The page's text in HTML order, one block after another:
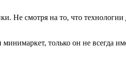
Не смотря на то, что
только он не всегда